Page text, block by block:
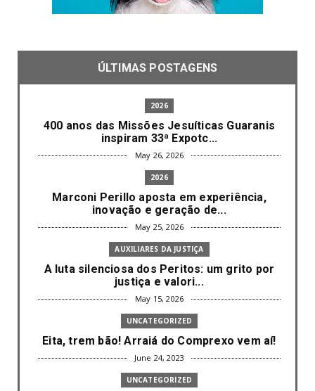
ÚLTIMAS POSTAGENS
2026
400 anos das Missões Jesuíticas Guaranis
inspiram 33ª Expotc...
May 26, 2026
2026
Marconi Perillo aposta em experiência,
inovação e geração de...
May 25, 2026
AUXILIARES DA JUSTIÇA
A luta silenciosa dos Peritos: um grito por
justiça e valori...
May 15, 2026
UNCATEGORIZED
Eita, trem bão! Arraiá do Comprexo vem aí!
June 24, 2023
UNCATEGORIZED